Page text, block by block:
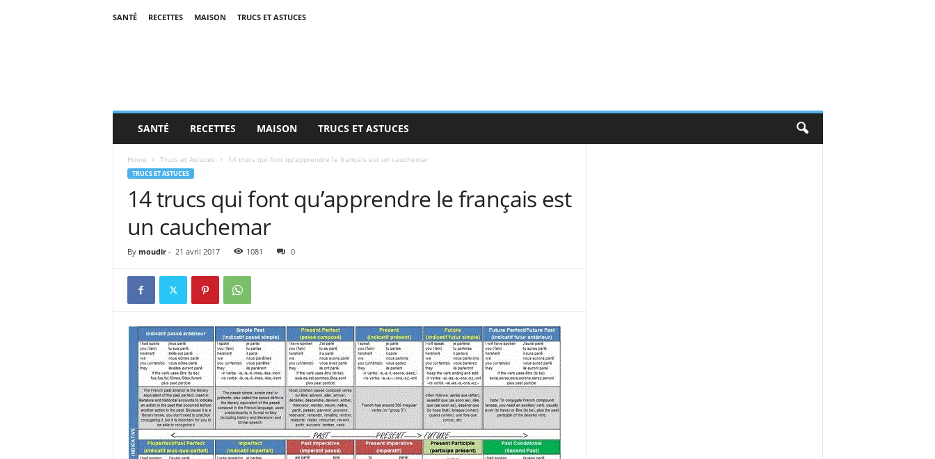
SANTÉ RECETTES MAISON TRUCS ET ASTUCES
SANTÉ RECETTES MAISON TRUCS ET ASTUCES
Home Trucs et Astuces 14 trucs qui font qu’apprendre le français est un cauchemar
TRUCS ET ASTUCES
14 trucs qui font qu’apprendre le français est
un cauchemar
By moudir- 21 avril 2017 1081 0